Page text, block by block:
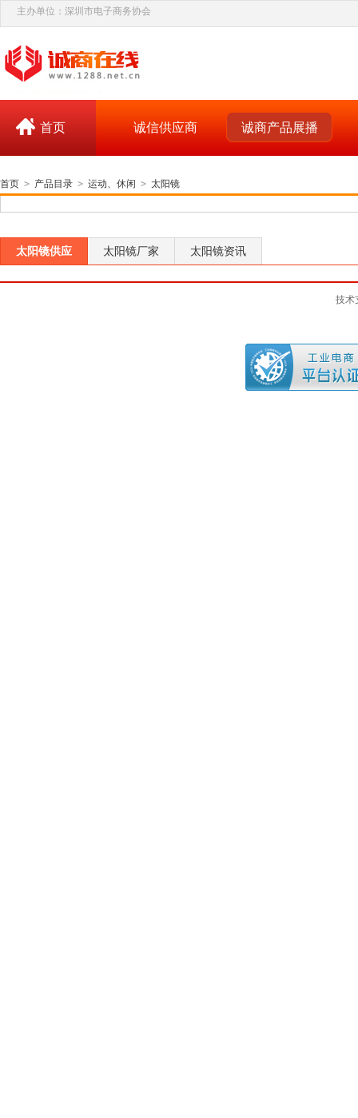
主办单位：深圳市电子商务协会
首页 诚信供应商 诚商产品展播
首页 > 产品目录 > 运动、休闲 > 太阳镜
太阳镜供应 太阳镜厂家 太阳镜资讯
技术